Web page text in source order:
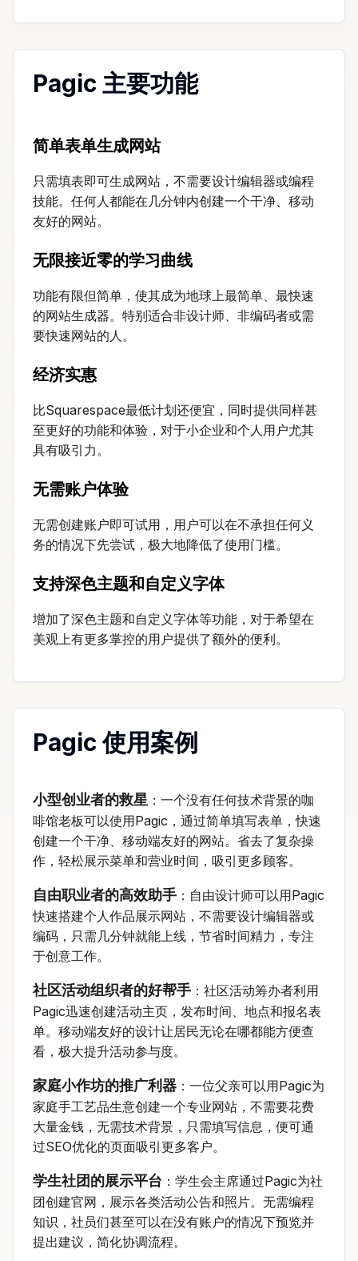
Pagic 主要功能
简单表单生成网站
只需填表即可生成网站，不需要设计编辑器或编程
技能。任何人都能在几分钟内创建一个干净、移动
友好的网站。
无限接近零的学习曲线
功能有限但简单，使其成为地球上最简单、最快速
的网站生成器。特别适合非设计师、非编码者或需
要快速网站的人。
经济实惠
比Squarespace最低计划还便宜，同时提供同样甚
至更好的功能和体验，对于小企业和个人用户尤其
具有吸引力。
无需账户体验
无需创建账户即可试用，用户可以在不承担任何义
务的情况下先尝试，极大地降低了使用门槛。
支持深色主题和自定义字体
增加了深色主题和自定义字体等功能，对于希望在
美观上有更多掌控的用户提供了额外的便利。
Pagic 使用案例
小型创业者的救星 ：一个没有任何技术背景的咖
啡馆老板可以使用Pagic，通过简单填写表单，快速
创建一个干净、移动端友好的网站。省去了复杂操
作，轻松展示菜单和营业时间，吸引更多顾客。
自由职业者的高效助手 ：自由设计师可以用Pagic
快速搭建个人作品展示网站，不需要设计编辑器或
编码，只需几分钟就能上线，节省时间精力，专注
于创意工作。
社区活动组织者的好帮手 ：社区活动筹办者利用
Pagic迅速创建活动主页，发布时间、地点和报名表
单。移动端友好的设计让居民无论在哪都能方便查
看，极大提升活动参与度。
家庭小作坊的推广利器 ：一位父亲可以用Pagic为
家庭手工艺品生意创建一个专业网站，不需要花费
大量金钱，无需技术背景，只需填写信息，便可通
过SEO优化的页面吸引更多客户。
学生社团的展示平台 ：学生会主席通过Pagic为社
团创建官网，展示各类活动公告和照片。无需编程
知识，社员们甚至可以在没有账户的情况下预览并
提出建议，简化协调流程。